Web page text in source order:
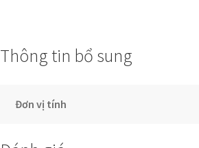
Thông tin bổ sung
Đơn vị tính